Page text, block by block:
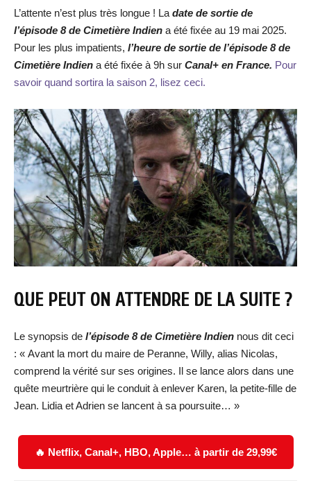
L’attente n’est plus très longue ! La date de sortie de
l’épisode 8 de Cimetière Indien a été fixée au 19 mai 2025.
Pour les plus impatients, l’heure de sortie de l’épisode 8 de
Cimetière Indien a été fixée à 9h sur Canal+ en France. Pour
savoir quand sortira la saison 2, lisez ceci.
QUE PEUT ON ATTENDRE DE LA SUITE ?
Le synopsis de l’épisode 8 de Cimetière Indien nous dit ceci
: « Avant la mort du maire de Peranne, Willy, alias Nicolas,
comprend la vérité sur ses origines. Il se lance alors dans une
quête meurtrière qui le conduit à enlever Karen, la petite-fille de
Jean. Lidia et Adrien se lancent à sa poursuite… »
🔥 Netflix, Canal+, HBO, Apple… à partir de 29,99€